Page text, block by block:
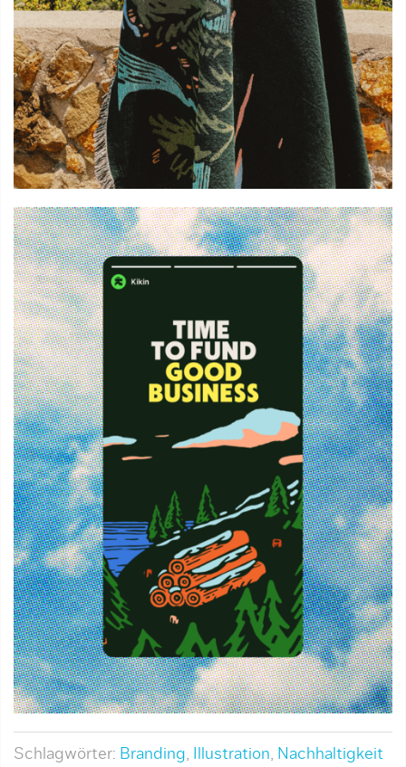
Schlagwörter: Branding, Illustration, Nachhaltigkeit